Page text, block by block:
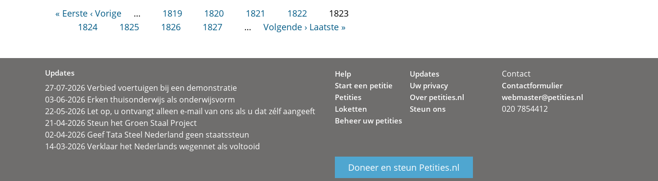
« Eerste ‹ Vorige … 1819 1820 1821 1822
1823
1824
1825 1826 1827 … Volgende › Laatste »
Updates
27-07-2026 Verbied voertuigen bij een demonstratie
03-06-2026 Erken thuisonderwijs als onderwijsvorm
22-05-2026 Let op, u ontvangt alleen e-mail van ons als u dat zélf aangeeft
21-04-2026 Steun het Groen Staal Project
02-04-2026 Geef Tata Steel Nederland geen staatssteun
14-03-2026 Verklaar het Nederlands wegennet als voltooid
Help
Start een petitie
Petities
Loketten
Beheer uw petities
Updates
Uw privacy
Over petities.nl
Steun ons
Doneer en steun Petities.nl
Contact
Contactformulier
webmaster@petities.nl
020 7854412